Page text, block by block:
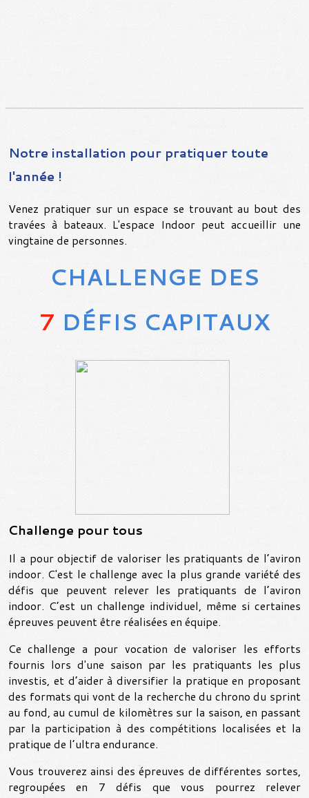
Notre installation pour pratiquer toute
l'année !
Venez pratiquer sur un espace se trouvant au bout des
travées à bateaux. L'espace Indoor peut accueillir une
vingtaine de personnes.
CHALLENGE DES
7 DÉFIS CAPITAUX
Challenge pour tous
Il a pour objectif de valoriser les pratiquants de l’aviron
indoor. C'est le challenge avec la plus grande variété des
défis que peuvent relever les pratiquants de l’aviron
indoor. C’est un challenge individuel, même si certaines
épreuves peuvent être réalisées en équipe.
Ce challenge a pour vocation de valoriser les efforts
fournis lors d'une saison par les pratiquants les plus
investis, et d’aider à diversifier la pratique en proposant
des formats qui vont de la recherche du chrono du sprint
au fond, au cumul de kilomètres sur la saison, en passant
par la participation à des compétitions localisées et la
pratique de l’ultra endurance.
Vous trouverez ainsi des épreuves de différentes sortes,
regroupées en 7 défis que vous pourrez relever